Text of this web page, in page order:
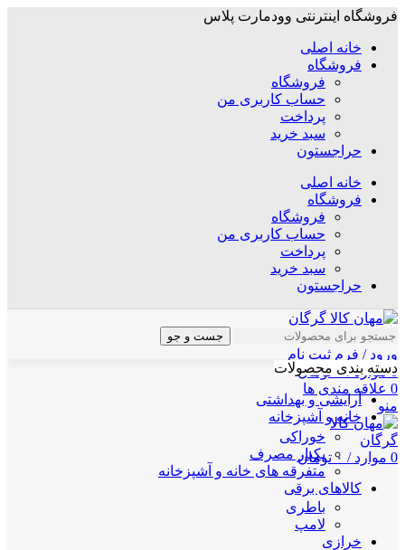
فروشگاه اینترنتی وودمارت پلاس
خانه اصلی
فروشگاه
فروشگاه
حساب کاربری من
پرداخت
سبد خرید
حراجستون
خانه اصلی
فروشگاه
فروشگاه
حساب کاربری من
پرداخت
سبد خرید
حراجستون
جست و جو
ورود / فرم ثبت نام
0 موارد / ۰ تومان
0 علاقه مندی ها
منو
0 موارد / ۰ تومان
دسته بندی محصولات
آرایشی و بهداشتی
خانه و آشپزخانه
خوراکی
یکبار مصرف
متفرقه های خانه و آشپزخانه
کالاهای برقی
باطری
لامپ
خرازی